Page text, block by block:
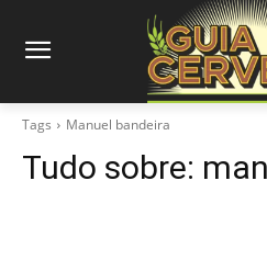
Tags Manuel bandeira
Tudo sobre: